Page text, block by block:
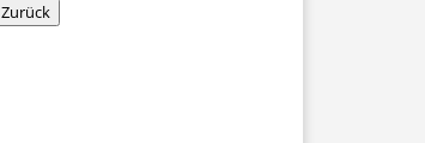
Zurück